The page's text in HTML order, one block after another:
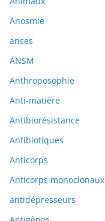
Anosmie
anses
ANSM
Anthroposophie
Anti-matière
Antibiorésistance
Antibiotiques
Anticorps
Anticorps monoclonaux
antidépresseurs